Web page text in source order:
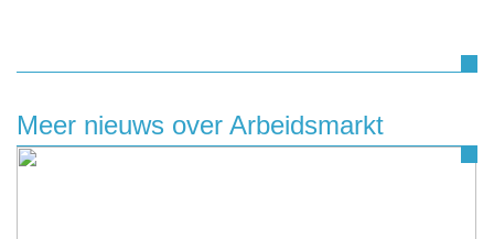
Meer nieuws over Arbeidsmarkt